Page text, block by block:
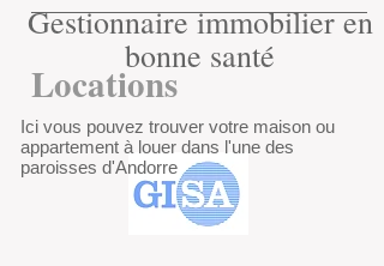
Gestionnaire immobilier en
bonne santé
Locations
Ici vous pouvez trouver votre maison ou
appartement à louer dans l'une des
paroisses d'Andorre